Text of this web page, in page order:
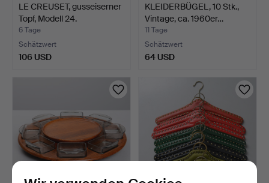
LE CREUSET, gusseiserner
Topf, Modell 24.
6 Tage
Schätzwert
106 USD
KLEIDERBÜGEL, 10 Stk.,
Vintage, ca. 1960er…
11 Tage
Schätzwert
64 USD